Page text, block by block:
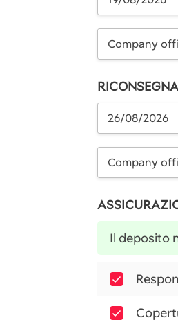
Company
RICONSEGNA
Company
Il deposito